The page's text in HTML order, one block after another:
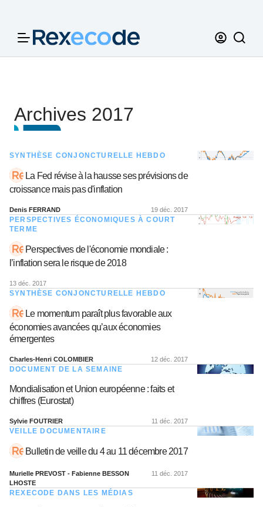
Archives 2017
SYNTHÈSE CONJONCTURELLE HEBDO
La Fed révise à la hausse ses prévisions de
croissance mais pas d'inflation
Denis FERRAND 19 déc. 2017
PERSPECTIVES ÉCONOMIQUES À COURT
TERME
Perspectives de l'économie mondiale :
l’inflation sera le risque de 2018
13 déc. 2017
SYNTHÈSE CONJONCTURELLE HEBDO
Le momentum paraît plus favorable aux
économies avancées qu’aux économies
émergentes
Charles-Henri COLOMBIER 12 déc. 2017
DOCUMENT DE LA SEMAINE
Mondialisation et Union européenne : faits et
chiffres (Eurostat)
Sylvie FOUTRIER 11 déc. 2017
VEILLE DOCUMENTAIRE
Bulletin de veille du 4 au 11 décembre 2017
Murielle PREVOST - Fabienne BESSON
LHOSTE
11 déc. 2017
REXECODE DANS LES MÉDIAS